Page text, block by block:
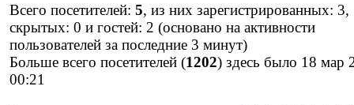
Всего посетителей: 5, из них зарегистрированных: 3,
скрытых: 0 и гостей: 2 (основано на активности
пользователей за последние 3 минут)
Больше всего посетителей (1202) здесь было 18 мар
00:21